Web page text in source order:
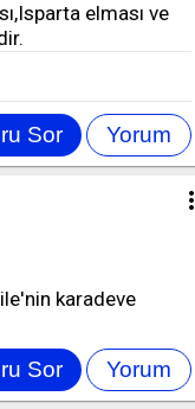
elması ve
more_vert
karadeve